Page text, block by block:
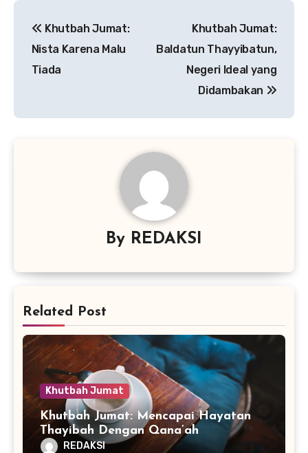
pos
Khutbah Jumat:
Nista Karena Malu
Tiada
Khutbah Jumat:
Baldatun Thayyibatun,
Negeri Ideal yang
Didambakan
By REDAKSI
Related Post
Khutbah Jumat
Khutbah Jumat: Mencapai Hayatan
Thayibah Dengan Qana’ah
REDAKSI